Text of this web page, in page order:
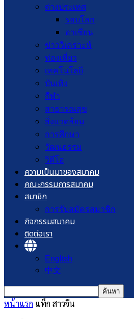
ต่างประเทศ
รอบโลก
อาเซียน
ข่าววิเคราะห์
ท่องเที่ยว
เทคโนโลยี
บันเทิง
กีฬา
สาธารณสุข
สิ่งแวดล้อม
การศึกษา
วัฒนธรรม
วิดีโอ
ความเป็นมาของสมาคม
คณะกรรมการสมาคม
สมาชิก
การรับสมัครสมาชิก
กิจกรรมสมาคม
ติดต่อเรา
English
中文
หน้าแรก แท็ก สาวจีน